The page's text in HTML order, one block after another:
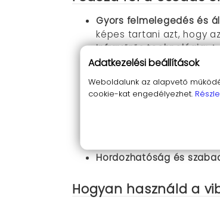
Gyors felmelegedés és
képes tartani azt, hogy
Infravörös technológia:A
anyagcsere javítását,
beállítást válaszd ki a
A
Hordozhatóság és
Hogyan használd a
Adatkezelési beállítások
Weboldalunk az alapvető
cookie-kat engedélyezhet.